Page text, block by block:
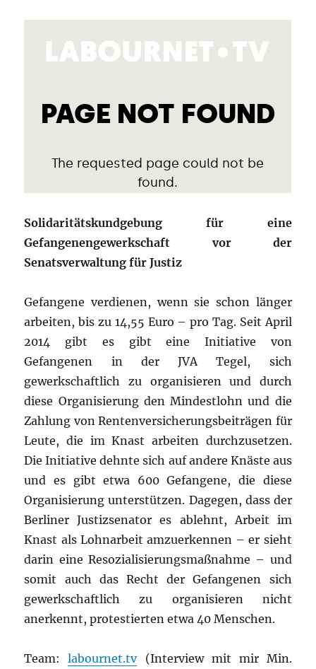
Solidaritätskundgebung für eine
Gefangenengewerkschaft vor der
Senatsverwaltung für Justiz
Gefangene verdienen, wenn sie schon länger
arbeiten, bis zu 14,55 Euro – pro Tag. Seit April
2014 gibt es gibt eine Initiative von
Gefangenen in der JVA Tegel, sich
gewerkschaftlich zu organisieren und durch
diese Organisierung den Mindestlohn und die
Zahlung von Rentenversicherungsbeiträgen für
Leute, die im Knast arbeiten durchzusetzen.
Die Initiative dehnte sich auf andere Knäste aus
und es gibt etwa 600 Gefangene, die diese
Organisierung unterstützen. Dagegen, dass der
Berliner Justizsenator es ablehnt, Arbeit im
Knast als Lohnarbeit amzuerkennen – er sieht
darin eine Resozialisierungsmaßnahme – und
somit auch das Recht der Gefangenen sich
gewerkschaftlich zu organisieren nicht
anerkennt, protestierten etwa 40 Menschen.
Team:labournet.tv(Interview mit mir Min.